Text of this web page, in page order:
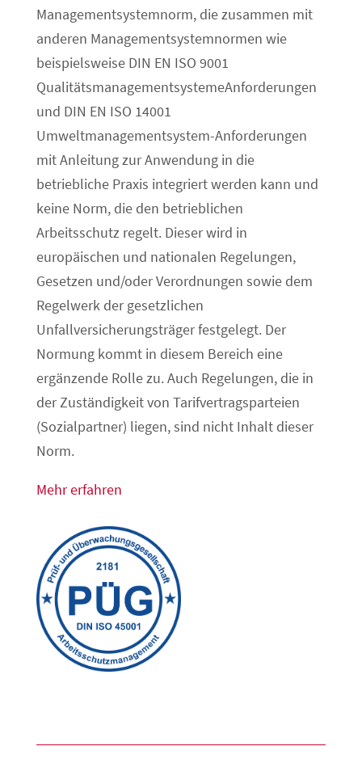
Managementsystemnorm, die zusammen mit
anderen Managementsystemnormen wie
beispielsweise DIN EN ISO 9001
QualitätsmanagementsystemeAnforderungen
und DIN EN ISO 14001
Umweltmanagementsystem-Anforderungen
mit Anleitung zur Anwendung in die
betriebliche Praxis integriert werden kann und
keine Norm, die den betrieblichen
Arbeitsschutz regelt. Dieser wird in
europäischen und nationalen Regelungen,
Gesetzen und/oder Verordnungen sowie dem
Regelwerk der gesetzlichen
Unfallversicherungsträger festgelegt. Der
Normung kommt in diesem Bereich eine
ergänzende Rolle zu. Auch Regelungen, die in
der Zuständigkeit von Tarifvertragsparteien
(Sozialpartner) liegen, sind nicht Inhalt dieser
Norm.
Mehr erfahren